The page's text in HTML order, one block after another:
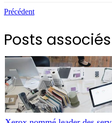
Précédent
Posts associés